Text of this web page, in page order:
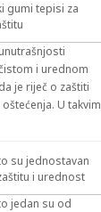
gumi tepisi za
i urednom
je riječ o zaštiti
U takvim
su jednostavan
i urednost
jedan su od